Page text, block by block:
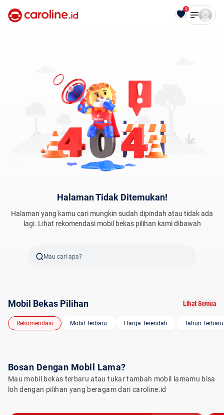
0
Halaman Tidak Ditemukan!
Halaman yang kamu cari mungkin sudah dipindah atau tidak ada
lagi. Lihat rekomendasi mobil bekas pilihan kami dibawah
Mau cari apa?
Mobil Bekas Pilihan Lihat Semua
Rekomendasi Mobil Terbaru Harga Terendah Tahun Terbaru
Bosan Dengan Mobil Lama?
Mau mobil bekas terbaru atau tukar tambah mobil lamamu bisa
loh dengan pilihan yang beragam dari caroline.id